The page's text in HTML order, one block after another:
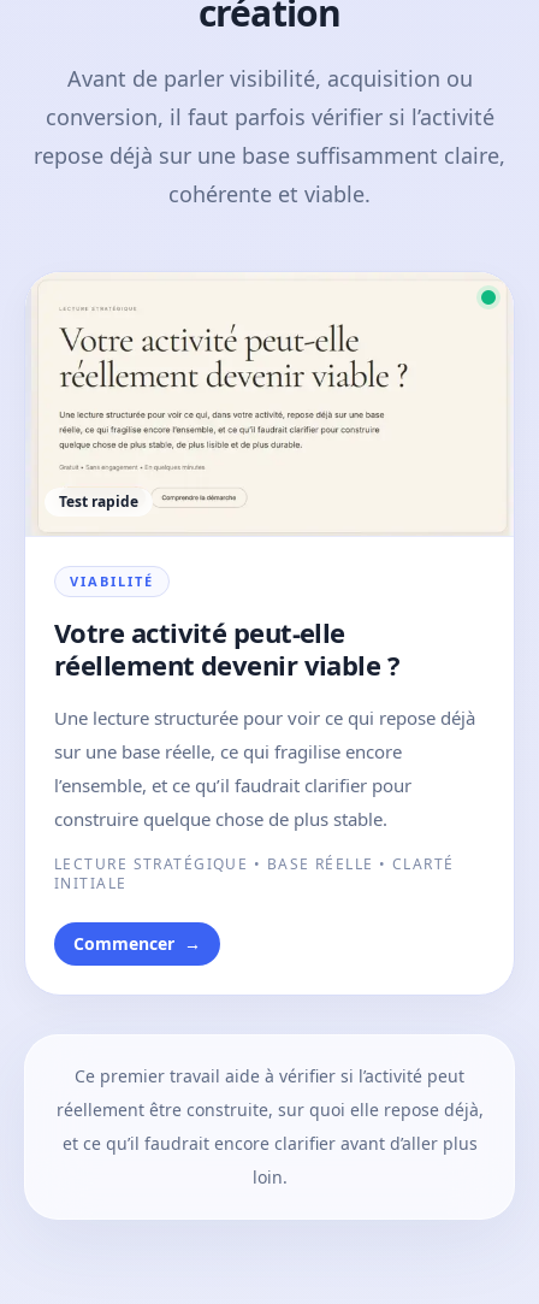
création
Avant de parler visibilité, acquisition ou
conversion, il faut parfois vérifier si l’activité
repose déjà sur une base suffisamment claire,
cohérente et viable.
Test rapide
VIABILITÉ
Votre activité peut-elle
réellement devenir viable ?
Une lecture structurée pour voir ce qui repose déjà
sur une base réelle, ce qui fragilise encore
l’ensemble, et ce qu’il faudrait clarifier pour
construire quelque chose de plus stable.
LECTURE STRATÉGIQUE • BASE RÉELLE • CLARTÉ
INITIALE
Commencer →
Ce premier travail aide à vérifier si l’activité peut
réellement être construite, sur quoi elle repose déjà,
et ce qu’il faudrait encore clarifier avant d’aller plus
loin.